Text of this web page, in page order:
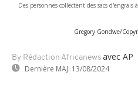
Des personnes collectent des sacs
Gregory Gondwe/
By Rédaction Africanews avec AP
Dernière MAJ: 13/08/2024